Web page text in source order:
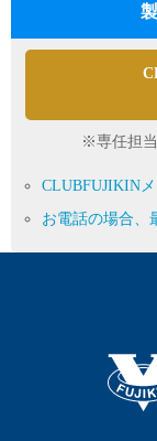
※専任担
CLUBFUJIKIN
お電話の場合、